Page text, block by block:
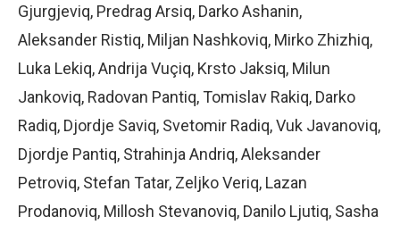
Gjurgjeviq, Predrag Arsiq, Darko Ashanin,
Aleksander Ristiq, Miljan Nashkoviq, Mirko Zhizhiq,
Luka Lekiq, Andrija Vuçiq, Krsto Jaksiq, Milun
Jankoviq, Radovan Pantiq, Tomislav Rakiq, Darko
Radiq, Djordje Saviq, Svetomir Radiq, Vuk Javanoviq,
Djordje Pantiq, Strahinja Andriq, Aleksander
Petroviq, Stefan Tatar, Zeljko Veriq, Lazan
Prodanoviq, Millosh Stevanoviq, Danilo Ljutiq, Sasha